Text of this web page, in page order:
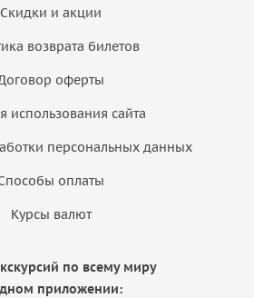
Скидки и акции
возврата билетов
оферты
использования сайта
персональных данных
оплаты
Курсы валют
по всему миру
приложении: